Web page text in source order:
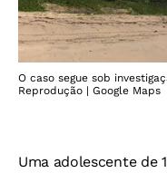
O caso segue sob
Reprodução | Google Maps
Uma adolescente de